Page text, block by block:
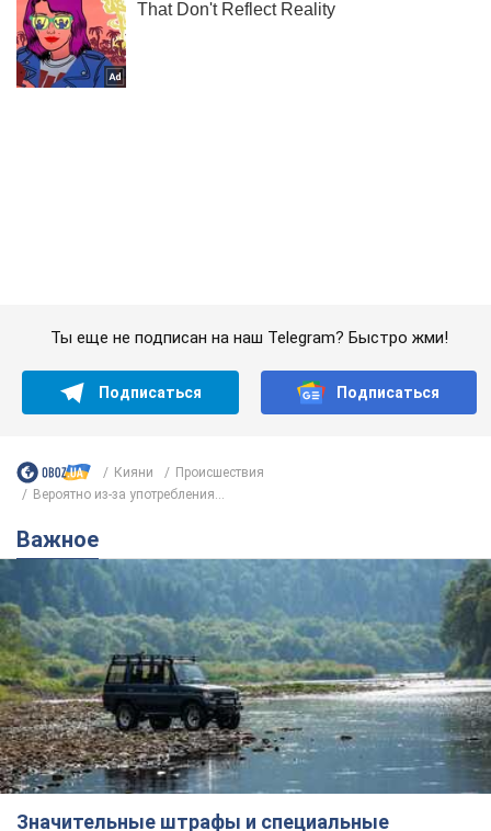
Значительные штрафы и специальные
полигоны: как проблему джипинга решают за
границей
Украине не помешает взять пример со стран Европы
8.08.2026 05:10 2,4 т.
В Прикарпатье после аномальной
жары прошел сильный ливень: